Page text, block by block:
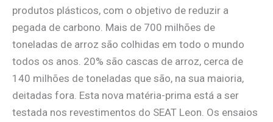
produtos plásticos, com o objetivo de reduzir a
pegada de carbono. Mais de 700 milhões de
toneladas de arroz são colhidas em todo o mundo
todos os anos. 20% são cascas de arroz, cerca de
140 milhões de toneladas que são, na sua maioria,
deitadas fora. Esta nova matéria-prima está a ser
testada nos revestimentos do SEAT Leon. Os ensaios